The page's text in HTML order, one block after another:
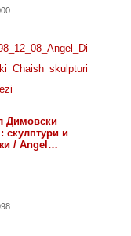
Димовски
скулптури и
/ Angel…